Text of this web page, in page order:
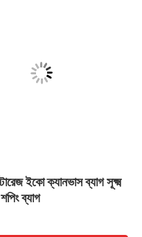
ইকো ক্যানভাস ব্যাগ সূক্ষ্ম
ব্যাগ